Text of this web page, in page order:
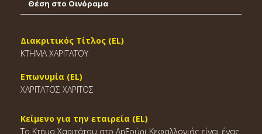
Θέση στο Οινόραμα
Διακριτικός Τίτλος (EL)
ΚΤΗΜΑ ΧΑΡΙΤΑΤΟΥ
Επωνυμία (EL)
ΧΑΡΙΤΑΤΟΣ ΧΑΡΙΤΟΣ
Κείμενο για την εταιρεία (EL)
Το Κτήμα Χαριτάτου στο Ληξούρι Κεφαλλονιάς είναι ένας